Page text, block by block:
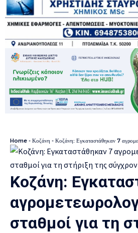
Home - Κοζάνη - Κοζάνη: Εγκαταστάθηκαν 7 αγρομετεωρολογικοί
Κοζάνη:
σταθμοί για τη